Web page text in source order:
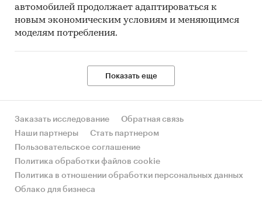
автомобилей продолжает адаптироваться к
новым экономическим условиям и меняющимся
моделям потребления.
Показать еще
Заказать исследование
Обратная связь
Наши партнеры
Стать партнером
Пользовательское соглашение
Политика обработки файлов cookie
Политика в отношении обработки персональных данных
Облако для бизнеса